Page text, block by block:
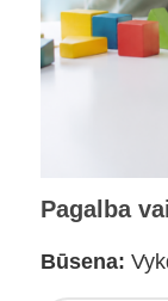
Pagalba
Būsena: